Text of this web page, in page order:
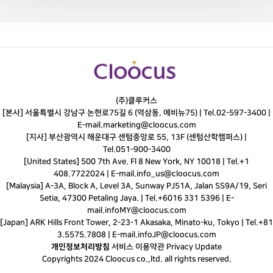
(주)클루커스
[본사] 서울특별시 강남구 논현로75길 6 (역삼동, 에비뉴75) | Tel.02-597-3400
E-mail. marketing@cloocus.com
[지사] 부산광역시 해운대구 센텀중앙로 55, 13F (센텀산학캠퍼스) |
Tel. 051-900-3400
[United States] 500 7th Ave. Fl 8 New York, NY 10018 | Tel.+1
408.7722024 | E-mail. info_us@cloocus.com
[Malaysia] A-3A, Block A, Level 3A, Sunway PJ51A, Jalan SS9A/19, Seri
Setia, 47300 Petaling Jaya. | Tel.+6016 331 5396 | E-
mail. infoMY@cloocus.com
[Japan] ARK Hills Front Tower, 2-23-1 Akasaka, Minato-ku, Tokyo | Tel.+81
3.5575.7808 | E-mail. infoJP@cloocus.com
개인정보처리방침 서비스 이용약관 Privacy Update
Copyrights 2024 Cloocus co.,ltd. all rights reserved.